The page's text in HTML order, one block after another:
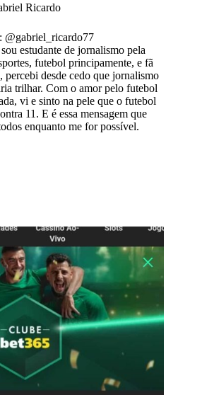
Ricardo
@gabriel_ricardo77
estudante de jornalismo pela
futebol principamente, e fã
percebi desde cedo que jornalismo
trilhar. Com o amor pelo futebol
vi e sinto na pele que o futebol
11. E é essa mensagem que
enquanto me for possível.